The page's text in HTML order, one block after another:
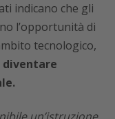
indicano che gli
l’opportunità di
tecnologico,
diventare